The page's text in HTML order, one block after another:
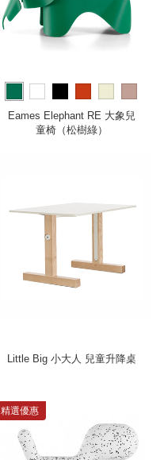
more
Eames Elephant RE 大象兒
童椅（松樹綠）
Little Big 小大人 兒童升降桌
精選優惠